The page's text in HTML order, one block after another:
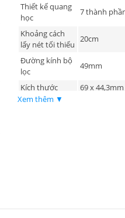
Thiết kế quang
học
7 thành
Khoảng cách
lấy nét tối thiểu
20cm
Đường kính bộ
lọc
49mm
Kích thước
69 x 44,3mm
Trọng lượng
Xem thêm ▼